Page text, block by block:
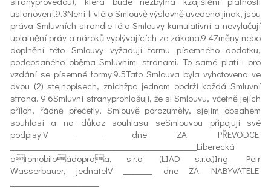
ustanovení.9.3Není-li vtéto Smlouvě výslovně uvedeno jinak, jsou
práva Smluvních strandle této Smlouvy kumulativní a nevylučují
uplatnění práv a nároků vyplývajících ze zákona.9.4Změny nebo
doplnění této Smlouvy vyžadují formu písemného dodatku,
podepsaného oběma Smluvními stranami. To samé platí i pro
vzdání se písemné formy.9.5Tato Smlouva byla vyhotovena ve
dvou (2) stejnopisech, znichžpo jednom obdrží každá Smluvní
strana. 9.6Smluvní stranyprohlašují, že si Smlouvu, včetně jejích
příloh, řádně přečetly, Smlouvě porozuměly, sjejím obsahem
souhlasí a na důkaz souhlasu seSmlouvou připojují své
podpisy.V ______ dne ZA PŘEVODCE:
____________________________________________Liberecká
atomobiloádopraa, s.r.o. (LIAD s.r.o.)Ing. Petr
Wasserbauer, jednatelV _______ dne ZA NABYVATELE: